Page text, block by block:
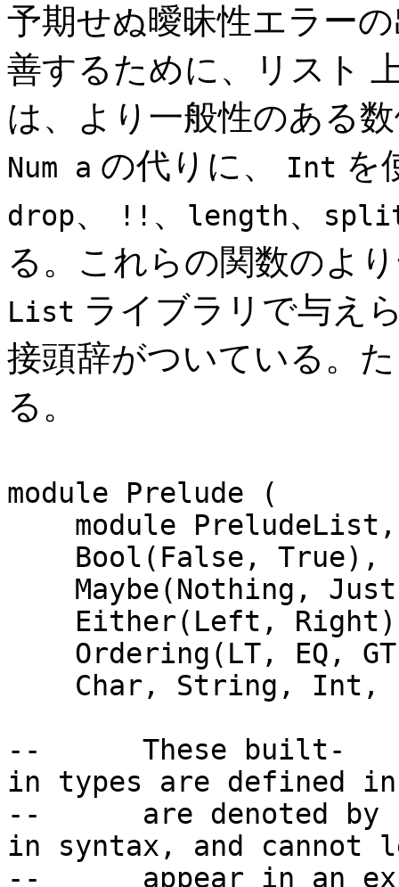
予期せぬ曖昧性エラー
善するために、リスト
は、より一般性のある
Num a の代りに、 Int を
drop、 !! 、 length、
る。これらの関数のよ
List ライブラリで与え
接頭辞がついている。
る。
module Prelude (
module PreludeList,
Bool(False, True),
Maybe(Nothing,
Either(Left,
Ordering(LT, EQ,
Char, String, Int,
-- These built-
in types are defined
-- are denoted by
in syntax, and cannot
-- appear in an